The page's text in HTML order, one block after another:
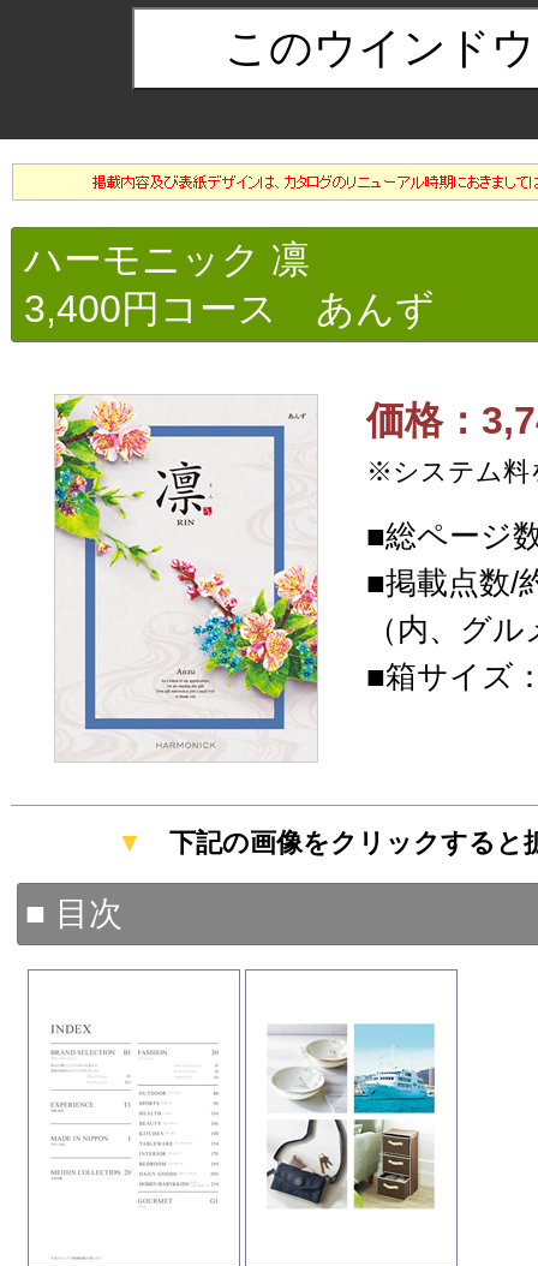
ハーモニック 凛
3,400円コース あんず
価格：
※システム料
■総ページ
■掲載点数/
（内、グ
■箱サイズ
▼ 下記の画像をクリックする
■ 目次